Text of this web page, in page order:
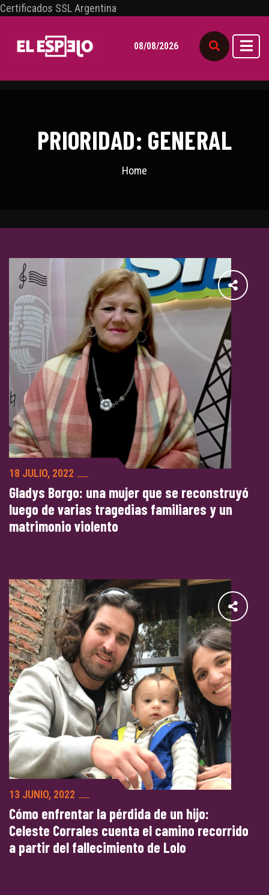
Certificados SSL Argentina
08/08/2026
PRIORIDAD: GENERAL
Home
18 JULIO, 2022
Gladys Borgo: una mujer que se reconstruyó
luego de varias tragedias familiares y un
matrimonio violento
13 JUNIO, 2022
Cómo enfrentar la pérdida de un hijo:
Celeste Corrales cuenta el camino recorrido
a partir del fallecimiento de Lolo